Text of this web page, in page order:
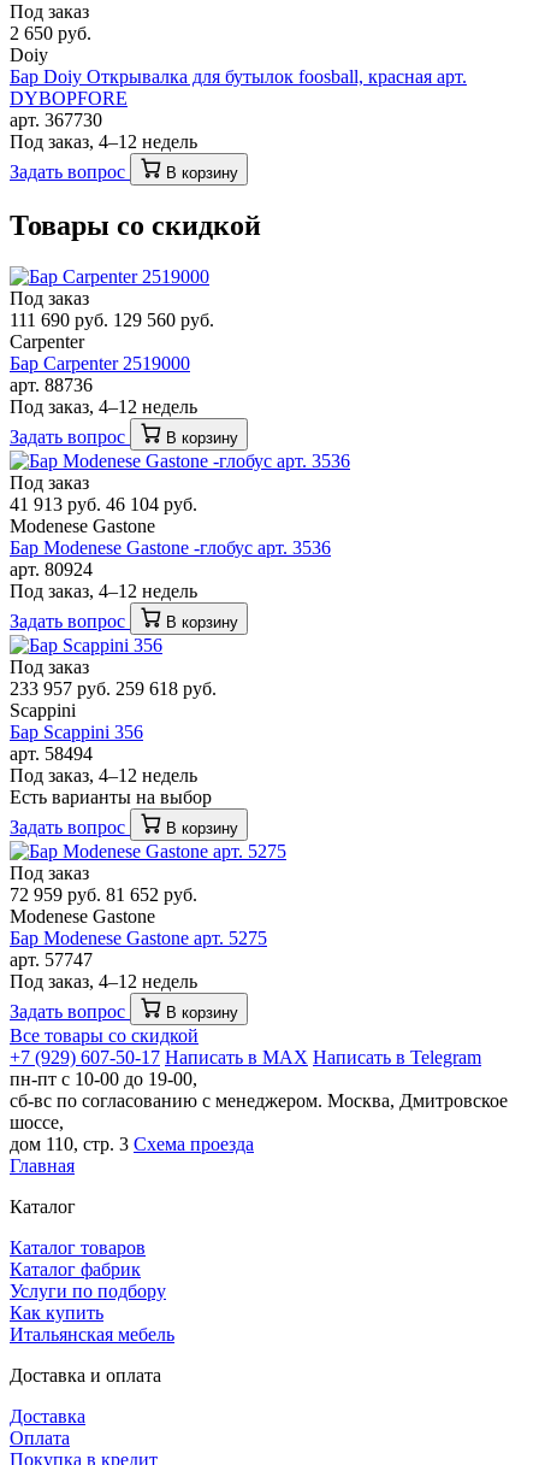
Под заказ
2 650 руб.
Doiy
Бар Doiy Открывалка для бутылок foosball, красная арт.
DYBOPFORE
арт. 367730
Под заказ, 4–12 недель
Задать вопрос
В корзину
Товары со скидкой
Под заказ
111 690 руб. 129 560 руб.
Carpenter
Бар Carpenter 2519000
арт. 88736
Под заказ, 4–12 недель
Задать вопрос
В корзину
Под заказ
41 913 руб. 46 104 руб.
Modenese Gastone
Бар Modenese Gastone -глобус арт. 3536
арт. 80924
Под заказ, 4–12 недель
Задать вопрос
В корзину
Под заказ
233 957 руб. 259 618 руб.
Scappini
Бар Scappini 356
арт. 58494
Под заказ, 4–12 недель
Есть варианты на выбор
Задать вопрос
В корзину
Под заказ
72 959 руб. 81 652 руб.
Modenese Gastone
Бар Modenese Gastone арт. 5275
арт. 57747
Под заказ, 4–12 недель
Задать вопрос
В корзину
Все товары со скидкой
+7 (929) 607-50-17 Написать в MAX Написать в Telegram
пн-пт с 10-00 до 19-00,
сб-вс по согласованию с менеджером. Москва, Дмитровское
шоссе,
дом 110, стр. 3 Схема проезда
Главная
Каталог
Каталог товаров
Каталог фабрик
Услуги по подбору
Как купить
Итальянская мебель
Доставка и оплата
Доставка
Оплата
Покупка в кредит